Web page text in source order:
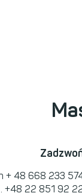
+ 48 668 233
+48 22 851 92